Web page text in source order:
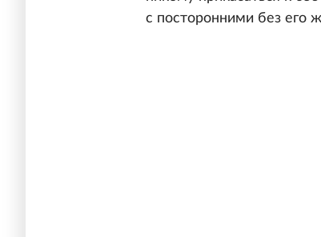
с посторонними без его